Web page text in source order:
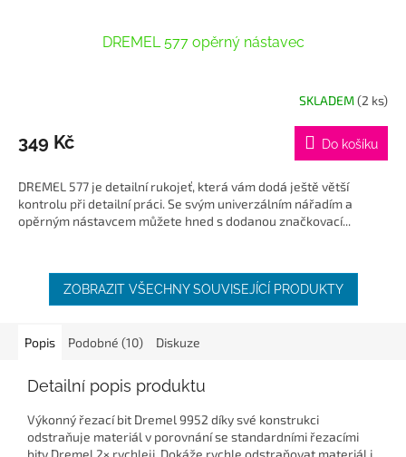
DREMEL 577 opěrný nástavec
SKLADEM(2 ks)
349 Kč Do košíku
DREMEL 577 je detailní rukojeť, která vám dodá ještě větší
kontrolu při detailní práci. Se svým univerzálním nářadím a
opěrným nástavcem můžete hned s dodanou značkovací...
ZOBRAZIT VŠECHNY SOUVISEJÍCÍ PRODUKTY
Popis Podobné (10) Diskuze
Detailní popis produktu
Výkonný řezací bit Dremel 9952 díky své konstrukci
odstraňuje materiál v porovnání se standardními řezacími